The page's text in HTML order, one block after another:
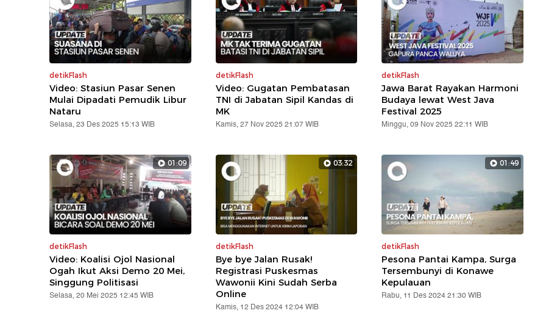
detikFlash
Video: Stasiun Pasar Senen
Mulai Dipadati Pemudik Libur
Nataru
Selasa, 23 Des 2025 15:13 WIB
detikFlash
Video: Gugatan Pembatasan
TNI di Jabatan Sipil Kandas di
MK
Kamis, 27 Nov 2025 21:07 WIB
detikFlash
Jawa Barat Rayakan Harmoni
Budaya lewat West Java
Festival 2025
Minggu, 09 Nov 2025 22:11 WIB
01:09
detikFlash
Video: Koalisi Ojol Nasional
Ogah Ikut Aksi Demo 20 Mei,
Singgung Politisasi
Selasa, 20 Mei 2025 12:45 WIB
03:32
detikFlash
Bye bye Jalan Rusak!
Registrasi Puskesmas
Wawonii Kini Sudah Serba
Online
Kamis, 12 Des 2024 12:04 WIB
01:49
detikFlash
Pesona Pantai Kampa, Surga
Tersembunyi di Konawe
Kepulauan
Rabu, 11 Des 2024 21:30 WIB